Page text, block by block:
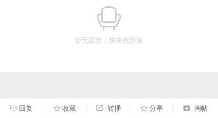
暂无回复，快来抢沙发
回复 收藏 转播 分享 淘帖